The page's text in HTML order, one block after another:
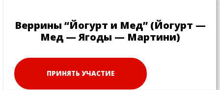
Веррины “Йогурт и Мед” (Йогурт —
Мед — Ягоды — Мартини)
ПРИНЯТЬ УЧАСТИЕ